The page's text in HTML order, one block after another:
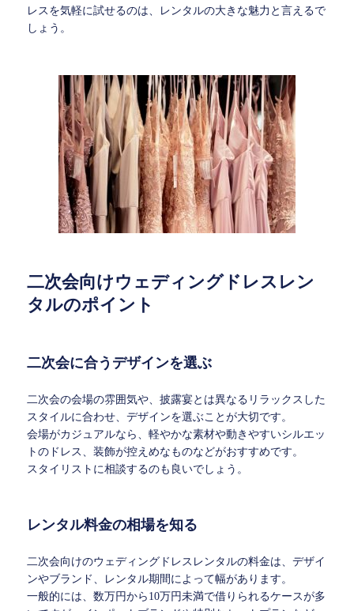
レスを気軽に試せるのは、レンタルの大きな魅力と言えるで
しょう。
二次会向けウェディングドレスレン
タルのポイント
二次会に合うデザインを選ぶ
二次会の会場の雰囲気や、披露宴とは異なるリラックスした
スタイルに合わせ、デザインを選ぶことが大切です。
会場がカジュアルなら、軽やかな素材や動きやすいシルエッ
トのドレス、装飾が控えめなものなどがおすすめです。
スタイリストに相談するのも良いでしょう。
レンタル料金の相場を知る
二次会向けのウェディングドレスレンタルの料金は、デザイ
ンやブランド、レンタル期間によって幅があります。
一般的には、数万円から10万円未満で借りられるケースが多